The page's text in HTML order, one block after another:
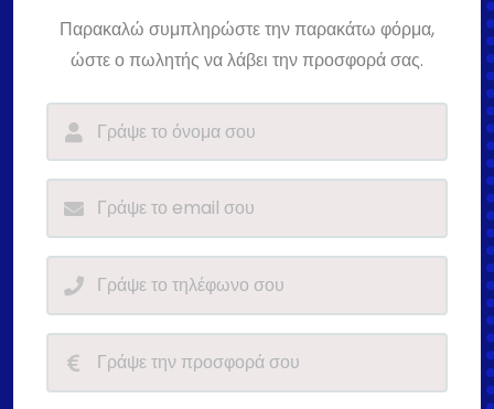
Παρακαλώ συμπληρώστε την παρακάτω φόρμα,
ώστε ο πωλητής να λάβει την προσφορά σας.